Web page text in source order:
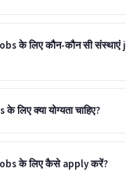
के लिए कौन-कौन सी संस्थाएं
के लिए क्या योग्यता चाहिए?
के लिए कैसे apply करें?